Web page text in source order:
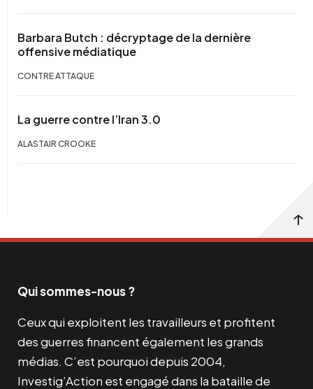
Barbara Butch : décryptage de la dernière
offensive médiatique
CONTRE ATTAQUE
La guerre contre l’Iran 3.0
ALASTAIR CROOKE
Qui sommes-nous ?
Ceux qui exploitent les travailleurs et profitent
des guerres financent également les grands
médias. C’est pourquoi depuis 2004,
Investig’Action est engagé dans la bataille de